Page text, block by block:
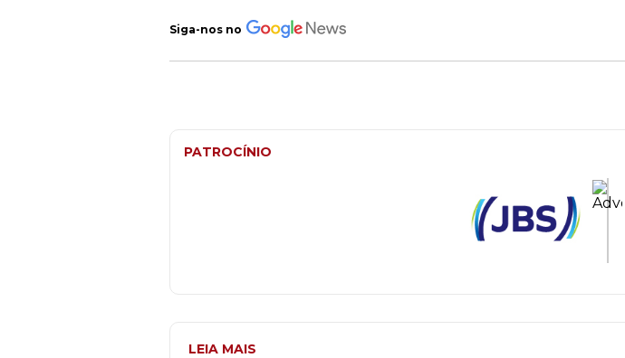
Siga-nos no
PATROCÍNIO
LEIA MAIS